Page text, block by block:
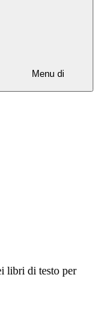
Menu di
libri di testo per